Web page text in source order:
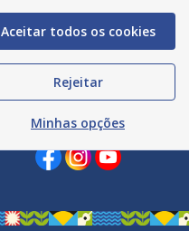
Redes Sociais
Aceitar todos os cookies
Rejeitar
Minhas opções